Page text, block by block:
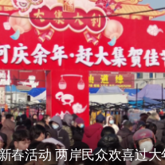
春活动 两岸民众欢喜过大